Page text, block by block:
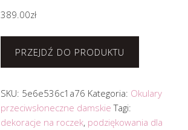
389.00zł
PRZEJDŹ DO PRODUKTU
SKU: 5e6e536c1a76 Kategoria: Okulary
przeciwsłoneczne damskie Tagi:
dekoracje na roczek, podziękowania dla